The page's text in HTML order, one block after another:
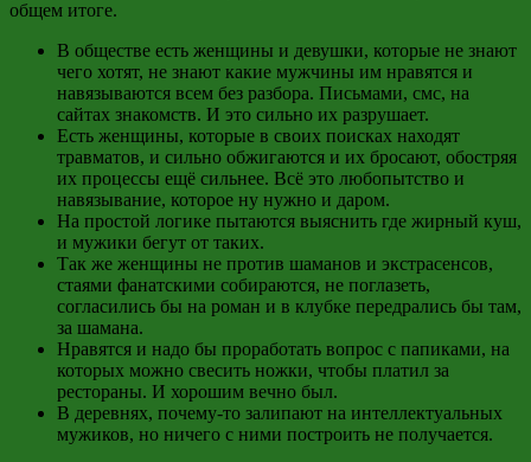
общем итоге.
В обществе есть женщины и девушки, которые не знают
чего хотят, не знают какие мужчины им нравятся и
навязываются всем без разбора. Письмами, смс, на
сайтах знакомств. И это сильно их разрушает.
Есть женщины, которые в своих поисках находят
травматов, и сильно обжигаются и их бросают, обостряя
их процессы ещё сильнее. Всё это любопытство и
навязывание, которое ну нужно и даром.
На простой логике пытаются выяснить где жирный куш,
и мужики бегут от таких.
Так же женщины не против шаманов и экстрасенсов,
стаями фанатскими собираются, не поглазеть,
согласились бы на роман и в клубке передрались бы там,
за шамана.
Нравятся и надо бы проработать вопрос с папиками, на
которых можно свесить ножки, чтобы платил за
рестораны. И хорошим вечно был.
В деревнях, почему-то залипают на интеллектуальных
мужиков, но ничего с ними построить не получается.